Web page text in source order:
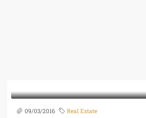
09/03/2016 Real Estate